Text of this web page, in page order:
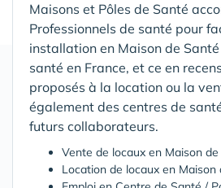
Maisons et Pôles de Santé
Professionnels de santé pour
installation en Maison de Santé
santé en France, et ce en
proposés à la location ou la
également des centres de
futurs collaborateurs.
Vente de locaux en Maison
Location de locaux en Maison